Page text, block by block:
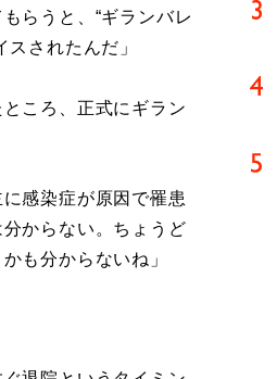
らうと、“ギランバレ
されたんだ」
ころ、正式にギラン
感染症が原因で罹患
からない。ちょうど
も分からないね」